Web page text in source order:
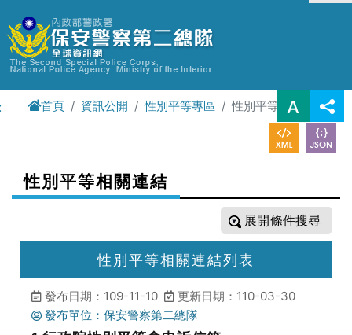
首頁 資訊公開 性別平等專區 性別平等相關連結
性別平等相關連結
條件搜尋
性別平等相關連結列表
發布日期：109-11-10
更新日期：110-03-30
發布單位：保安警察第二總隊